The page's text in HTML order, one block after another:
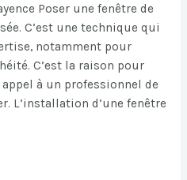
Poser une fenêtre de
C’est une technique qui
notamment pour
C’est la raison pour
à un professionnel de
L’installation d’une fenêtre